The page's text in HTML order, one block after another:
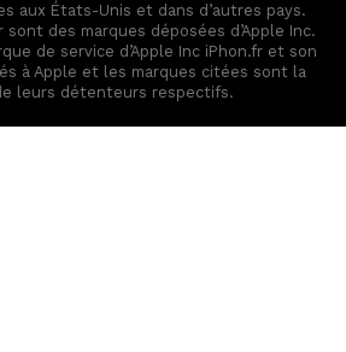
aux États-Unis et dans d’autres pays.
sont des marques déposées d’Apple Inc.
de service d’Apple Inc iPhon.fr et son
à Apple et les marques citées sont la
leurs détenteurs respectifs.